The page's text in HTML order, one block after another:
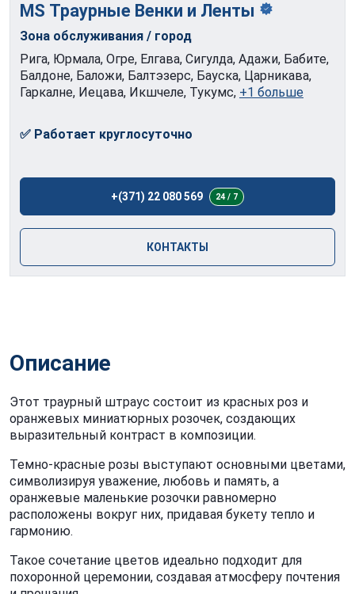
MS Траурные Венки и Ленты
Зона обслуживания / город
Рига, Юрмала, Огре, Елгава, Сигулда, Адажи, Бабите,
Балдоне, Баложи, Балтэзерс, Бауска, Царникава,
Гаркалне, Иецава, Икшчеле, Тукумс, +1 больше
✅ Работает круглосуточно
+(371) 22 080 569 24 / 7
КОНТАКТЫ
Описание
Этот траурный штраус состоит из красных роз и
оранжевых миниатюрных розочек, создающих
выразительный контраст в композиции.
Темно-красные розы выступают основными цветами,
символизируя уважение, любовь и память, а
оранжевые маленькие розочки равномерно
расположены вокруг них, придавая букету тепло и
гармонию.
Такое сочетание цветов идеально подходит для
похоронной церемонии, создавая атмосферу почтения